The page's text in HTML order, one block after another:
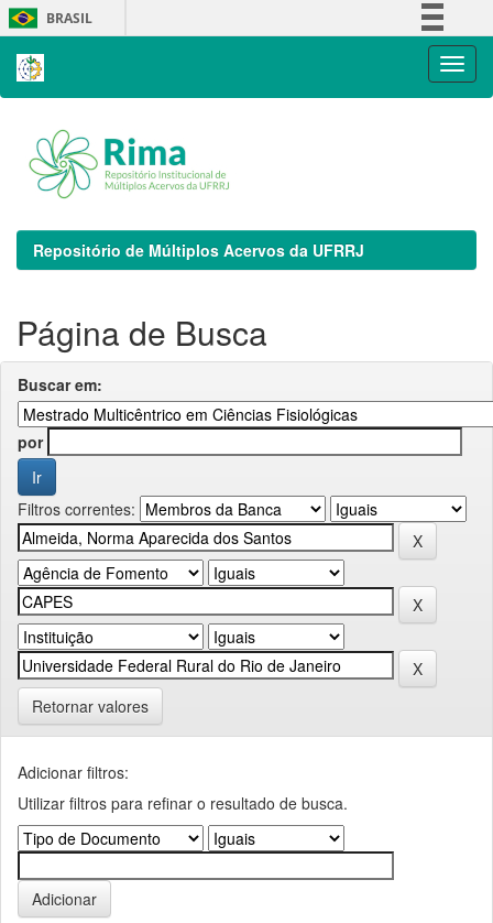
Skip
navigation
BRASIL
Repositório de Múltiplos Acervos da UFRRJ
Página de Busca
Buscar em:
por
Filtros correntes:
Retornar valores
Adicionar filtros:
Utilizar filtros para refinar o resultado de busca.